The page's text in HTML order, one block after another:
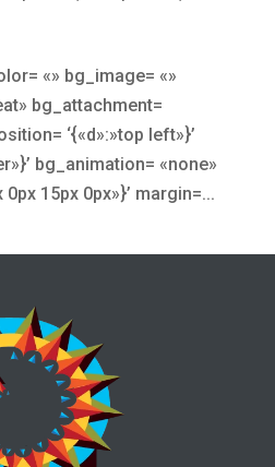
«» bg_image= «»
bg_attachment=
‘{«d»:»top left»}’
bg_animation= «none»
0px 15px 0px»}’ margin=...